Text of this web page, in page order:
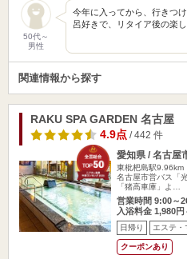
50代～
男性
今年に入ってから、行きつ
呂好きで、リタイア後の楽
関連情報から探す
RAKU SPA GARDEN 名古屋
4.9点/ 442 件
愛知県 / 名古屋
東枇杷島駅9.96km
名古屋市営バス「
「猪高車庫」よ…
営業時間 9:00～
入浴料金 1,980円
日帰り エステ・
クーポンあり